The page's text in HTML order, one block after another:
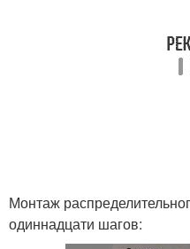
Монтаж
одиннадцати шагов: